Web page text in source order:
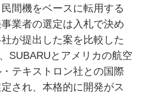
間機をベースに転用する
業者の選定は入札で決め
が提出した案を比較した
SUBARUとアメリカの航空
テキストロン社との国際
され、本格的に開発がス